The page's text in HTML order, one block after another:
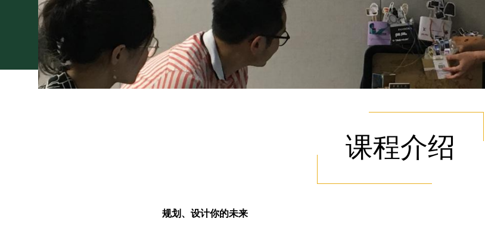
课程介绍
规划、设计你的未来